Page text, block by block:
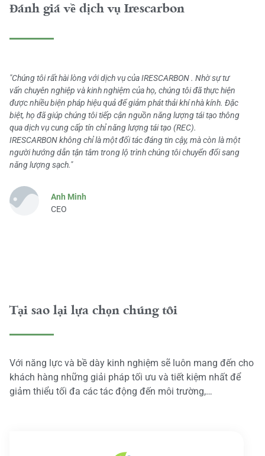
Đánh giá về dịch vụ Irescarbon
"Chúng tôi rất hài lòng với dịch vụ của IRESCARBON . Nhờ sự tư
vấn chuyên nghiệp và kinh nghiệm của họ, chúng tôi đã thực hiện
được nhiều biện pháp hiệu quả để giảm phát thải khí nhà kính. Đặc
biệt, họ đã giúp chúng tôi tiếp cận nguồn năng lượng tái tạo thông
qua dịch vụ cung cấp tín chỉ năng lượng tái tạo (REC).
IRESCARBON không chỉ là một đối tác đáng tin cậy, mà còn là một
người hướng dẫn tận tâm trong lộ trình chúng tôi chuyển đổi sang
năng lượng sạch."
Anh Minh
CEO
Tại sao lại lựa chọn chúng tôi
Với năng lực và bề dày kinh nghiệm sẽ luôn mang đến cho
khách hàng những giải pháp tối ưu và tiết kiệm nhất để
giảm thiểu tối đa các tác động đến môi trường,…